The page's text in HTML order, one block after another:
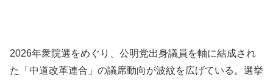
2026年衆院選をめぐり、公明党出身議員を軸に結成され
た「中道改革連合」の議席動向が波紋を広げている。選挙